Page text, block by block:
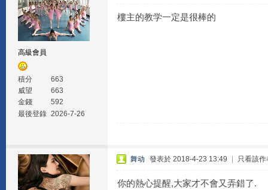
高級會員
積分
663
威望
663
金錢
592
最後登錄 2026-7-26
樓主的教学一定是很棒的
舞动 發表於 2018-4-23 13:49 只看該作
你的熱心提醒,大家才不會又弄錯了.